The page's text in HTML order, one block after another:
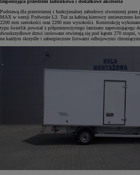
Imponująca przestrzeń ładunkowa i dodatkowe akcesoria
Podstawą dla przestronnej i funkcjonalnej zabudowy stworzonej
MAX w wersji Podwozie L3. Tuż za kabiną kierowcy umieszczono
2200 mm szerokości oraz 2200 mm wysokości. Konstrukcję
typu świetlik powstał z półprzezroczystego laminatu zapewniającego
dwuskrzydłowe drzwi izolowane otwierają się pod kątem 270 stopni,
na każdym skrzydle i zabezpieczone listwami odbojowymi